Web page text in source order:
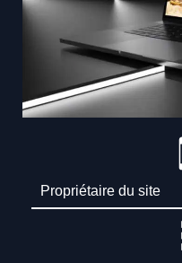
Propriétaire du site